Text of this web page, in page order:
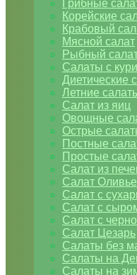
Грибные
Корейские
Крабовый
Мясной салат
Рыбный
Салаты с
Диетические
Летние
Салат из яиц
Овощные
Острые
Постные
Простые
Салат из
Салат Оливье
Салат с
Салат с
Салат с
Салат Цезарь
Салаты без
Салаты на
Салаты на